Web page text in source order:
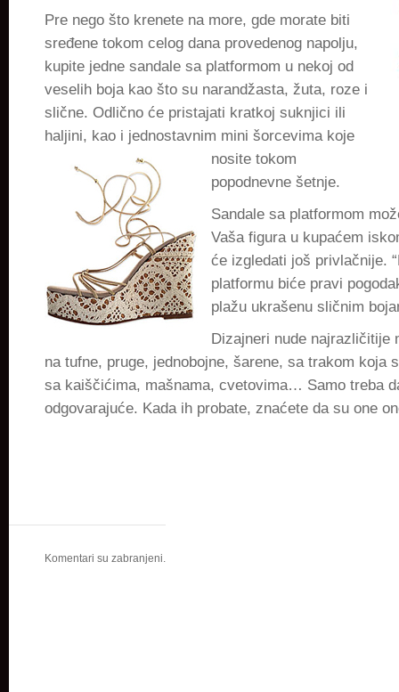
Pre nego što krenete na more, gde morate biti
sređene tokom celog dana provedenog napolju,
kupite jedne sandale sa platformom u nekoj od
veselih boja kao što su narandžasta, žuta, roze i
slične. Odlično će pristajati kratkoj suknjici ili
haljini, kao i jednostavnim mini šorcevima koje
nosite tokom
popodnevne šetnje.
Sandale sa platformom
Vaša figura u kupaćem
će izgledati još privlačnije.
platformu biće pravi
plažu ukrašenu sličnim
Dizajneri nude najrazličitije
na tufne, pruge, jednobojne, šarene, sa trakom koja
sa kaiščićima, mašnama, cvetovima… Samo treba
odgovarajuće. Kada ih probate, znaćete da su one
Komentari su zabranjeni.